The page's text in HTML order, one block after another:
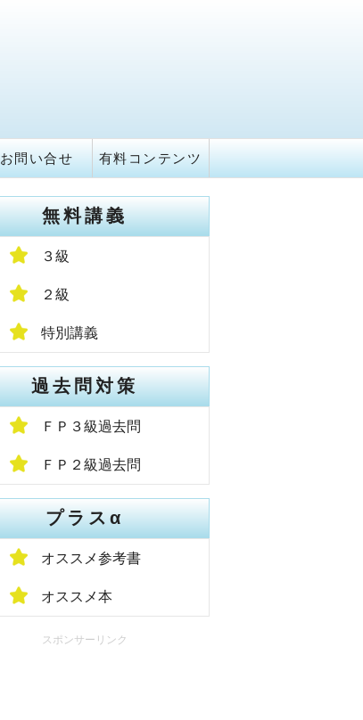
お問い合せ 有料コンテンツ
無料講義
３級
２級
特別講義
過去問対策
ＦＰ３級過去問
ＦＰ２級過去問
プラスα
オススメ参考書
オススメ本
スポンサーリンク